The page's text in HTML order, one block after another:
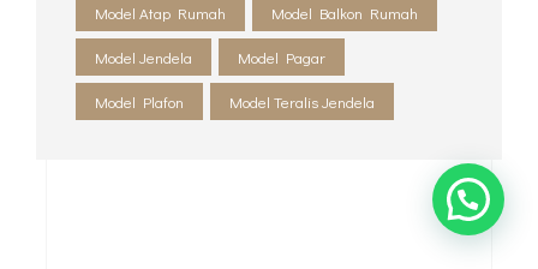
Model Atap Rumah Model Balkon Rumah
Model Jendela Model Pagar
Model Plafon Model Teralis Jendela